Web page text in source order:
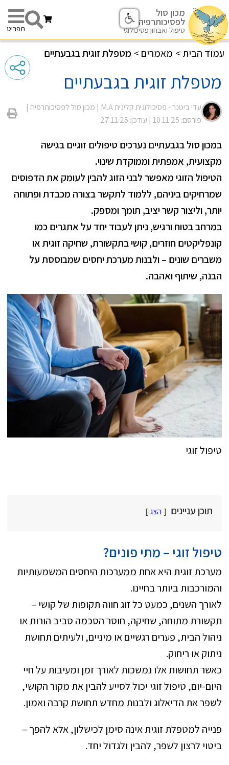
מכון סול
לפסיכותרפיה
טיפול ואבחון פסיכולוגי תפריט
מטפלת זוגית בגבעתיים > מאמרים > עמוד הבית
מטפלת זוגית בגבעתיים
עדי ביטנר - פסיכולוגית קלינית M.A | מכון סול לפסיכותרפיה |
פורסם: 10.11.25
| עודכן: 27.11.25
במכון סול בגבעתיים נערכים טיפולים זוגיים בגישה
מקצועית, אמפתית וממוקדת שינוי.
הטיפול הזוגי מאפשר לבני הזוג להבין לעומק את הדפוסים
שמרחיקים ביניהם, ללמוד לתקשר בצורה מכבדת ופתוחה
יותר, וליצור קשר יציב, תומך ומספק.
במרחב בטוח ורגיש, ניתן לעבוד יחד על אתגרים כמו
קונפליקטים חוזרים, קושי בתקשורת, שחיקה זוגית או
משברים שונים – ולבנות מערכת יחסים שמבוססת על
הבנה, שיתוף ואהבה.
טיפול זוגי
תוכן עניינים הצג
טיפול זוגי – מתי פונים?
מערכת זוגית היא אחת ממערכות היחסים המשמעותיות
והמורכבות ביותר בחיינו.
לאורך השנים, כמעט כל זוג חווה תקופות של קושי –
תקשורת מתוחה, שחיקה, חוסר הסכמה סביב הורות או
ניהול הבית, פערים רגשיים או מיניים, ולעיתים תחושת
ניתוק או ריחוק.
כאשר תחושות אלו נמשכות לאורך זמן ומעיבות על חיי
היום-יום, טיפול זוגי יכול לסייע להבין את מקור הקושי,
לשפר את הדיאלוג ולבנות מחדש תחושת קרבה ואמון.
פנייה למטפלת זוגית אינה סימן לכישלון, אלא להפך –
ביטוי לרצון לשפר, להבין ולגדול יחד.